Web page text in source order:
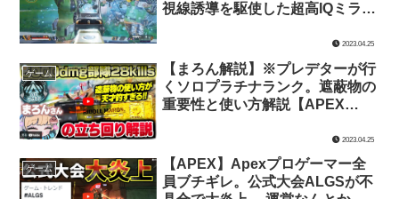
視線誘導を駆使した超高IQミラー
2023.04.25
ゲーム
【まろん解説】※プレデターが行
くソロプラチナランク。遮蔽物の
重要性と使い方解説【APEX
2023.04.25
ゲーム
【APEX】Apexプロゲーマー全
員ブチギレ。公式大会ALGSが不